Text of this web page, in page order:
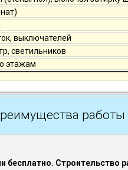
выключателей
светильников
этажам
бесплатно. Строительство